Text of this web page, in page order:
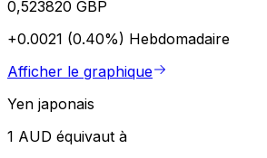
0,523820 GBP
+0.0021 (0.40%) Hebdomadaire
Afficher le graphique
Yen japonais
1 AUD équivaut à